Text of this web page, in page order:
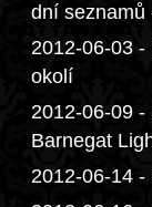
dní seznamů
2012-06-03 -
okolí
2012-06-09 -
Barnegat
2012-06-14 -